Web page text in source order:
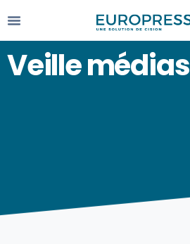
Veille médias